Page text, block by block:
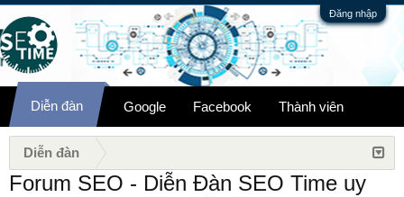
Đăng nhập
Diễn đàn Google Facebook Thành viên
Diễn đàn
Forum SEO - Diễn Đàn SEO Time uy